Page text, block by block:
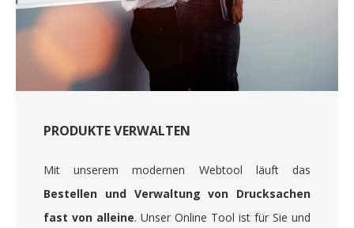
PRODUKTE VERWALTEN
Mit unserem modernen Webtool läuft das
Bestellen und Verwaltung von Drucksachen
fast von alleine. Unser Online Tool ist für Sie und